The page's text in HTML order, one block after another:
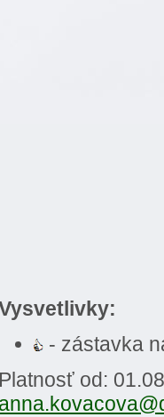
- zástavka
Platnosť od: